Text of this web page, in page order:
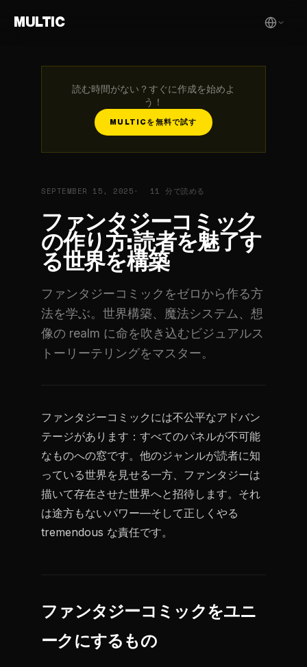
MULTIC
読む時間がない？すぐに作成を始めよ
う！
MULTICを無料で試す
SEPTEMBER 15, 2025 11 分で読める
ファンタジーコミック
の作り方: 読者を魅了す
る世界を構築
ファンタジーコミックをゼロから作る方
法を学ぶ。世界構築、魔法システム、想
像の realm に命を吹き込むビジュアルス
トーリーテリングをマスター。
ファンタジーコミックには不公平なアドバン
テージがあります：すべてのパネルが不可能
なものへの窓です。他のジャンルが読者に知
っている世界を見せる一方、ファンタジーは
描いて存在させた世界へと招待します。それ
は途方もないパワー—そして正しくやる
tremendous な責任です。
ファンタジーコミックをユニ
ークにするもの